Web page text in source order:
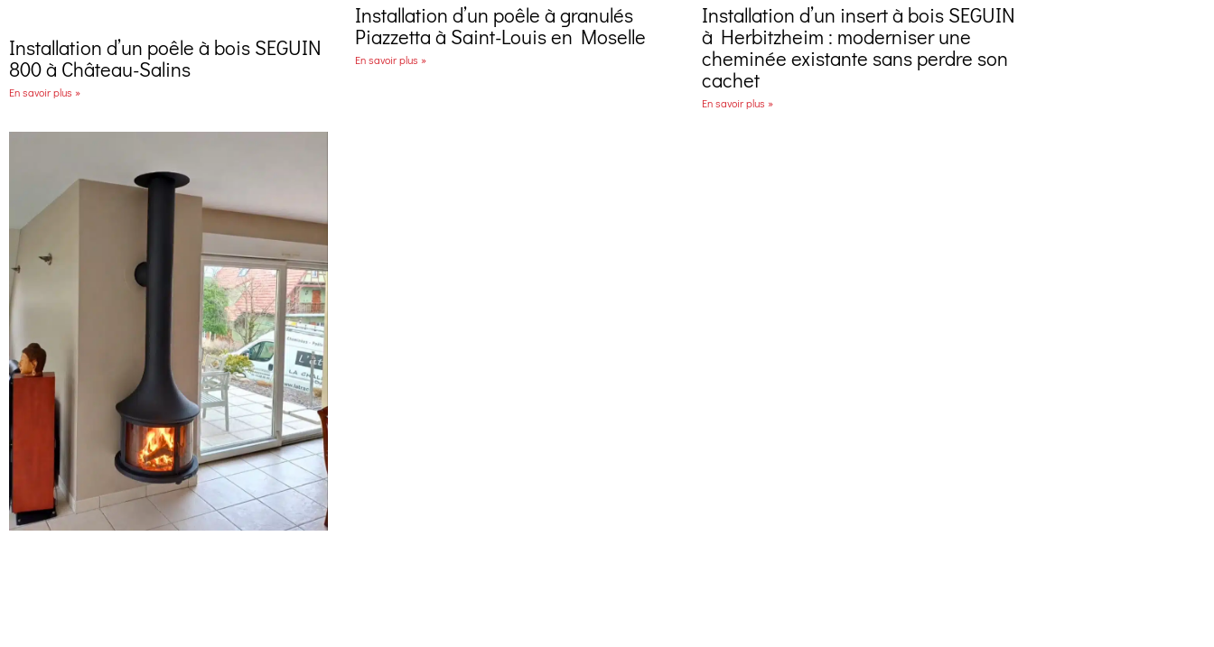
Installation d’un poêle à bois SEGUIN
800 à Château-Salins
En savoir plus »
Installation d’un poêle à granulés
Piazzetta à Saint-Louis en Moselle
En savoir plus »
Installation d’un insert à bois SEGUIN
à Herbitzheim : moderniser une
cheminée existante sans perdre son
cachet
En savoir plus »